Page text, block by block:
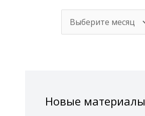
Новые материалы